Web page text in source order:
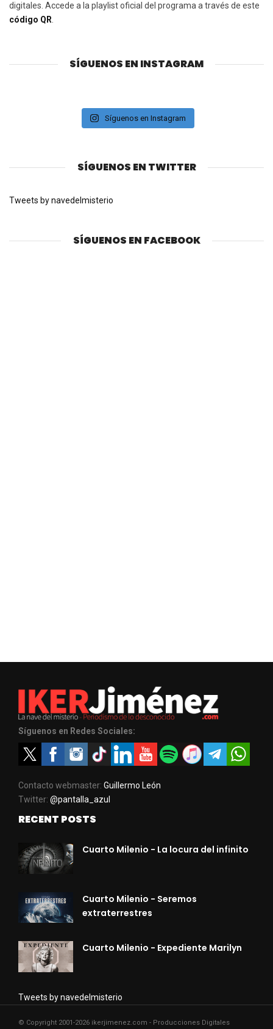
digitales. Accede a la playlist oficial del programa a través de este
código QR
SÍGUENOS EN INSTAGRAM
Síguenos en Instagram
SÍGUENOS EN TWITTER
Tweets by navedelmisterio
SÍGUENOS EN FACEBOOK
Síguenos en Redes Sociales:
Contacto webmaster: Guillermo León
Twitter: @pantalla_azul
RECENT POSTS
Cuarto Milenio - La locura del infinito
Cuarto Milenio - Seremos
extraterrestres
Cuarto Milenio - Expediente Marilyn
Tweets by navedelmisterio
© Copyright 2001-2026 ikerjimenez.com - Producciones Digitales